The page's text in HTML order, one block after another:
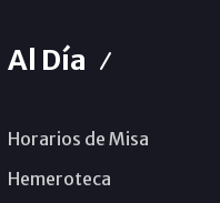
Al Día
Horarios de Misa
Hemeroteca